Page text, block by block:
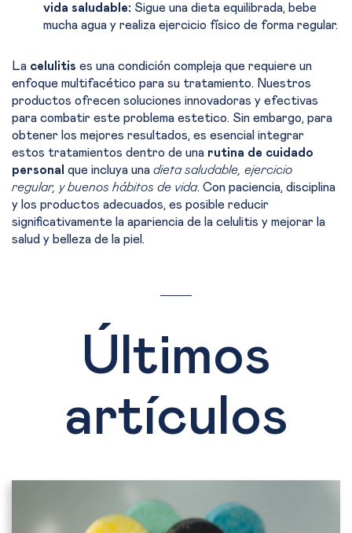
vida saludable: Sigue una dieta equilibrada, bebe
mucha agua y realiza ejercicio físico de forma regular.
La celulitis es una condición compleja que requiere un
enfoque multifacético para su tratamiento. Nuestros
productos ofrecen soluciones innovadoras y efectivas
para combatir este problema estetico. Sin embargo, para
obtener los mejores resultados, es esencial integrar
estos tratamientos dentro de una rutina de cuidado
personal que incluya una dieta saludable, ejercicio
regular, y buenos hábitos de vida. Con paciencia, disciplina
y los productos adecuados, es posible reducir
significativamente la apariencia de la celulitis y mejorar la
salud y belleza de la piel.
Últimos
artículos